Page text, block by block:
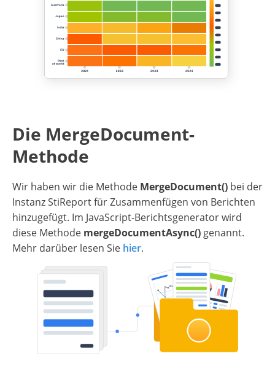
Die MergeDocument-
Methode
Wir haben wir die Methode MergeDocument() bei der
Instanz StiReport für Zusammenfügen von Berichten
hinzugefügt. Im JavaScript-Berichtsgenerator wird
diese Methode mergeDocumentAsync() genannt.
Mehr darüber lesen Sie hier.